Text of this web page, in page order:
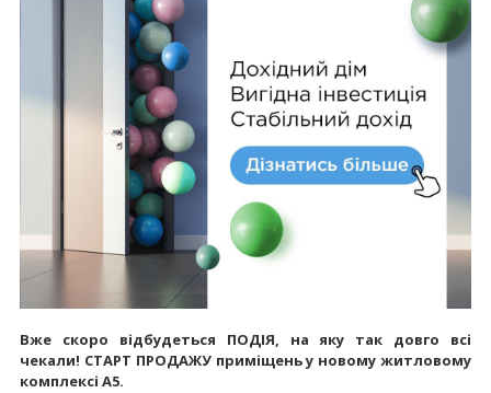
Вже скоро відбудеться ПОДІЯ, на яку так довго всі
чекали! СТАРТ ПРОДАЖУ приміщень у новому житловому
комплексі А5.